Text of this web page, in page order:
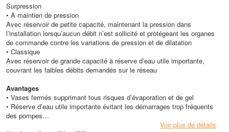
Surpression
• A maintien de pression
Avec réservoir de petite capacité, maintenant la pression dans
l’installation lorsqu’aucun débit n’est sollicité et protégeant les organes
de commande contre les variations de pression et de dilatation
• Classique
Avec réservoir de grande capacité à réserve d’eau utile importante,
couvrant les faibles débits demandés sur le réseau
Avantages
• Vases fermés supprimant tous risques d’évaporation et de gel
• Réserve d’eau utile importante évitant les démarrages trop fréquents
des pompes
Voir plus de détails